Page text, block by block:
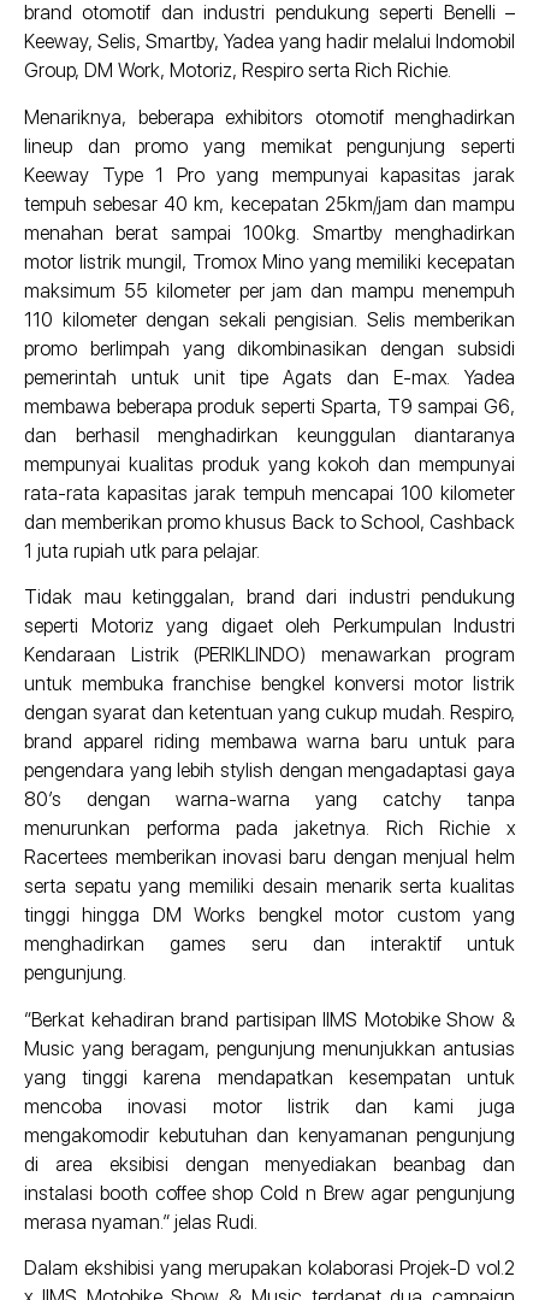
brand otomotif dan industri pendukung seperti Benelli –
Keeway, Selis, Smartby, Yadea yang hadir melalui Indomobil
Group, DM Work, Motoriz, Respiro serta Rich Richie.
Menariknya, beberapa exhibitors otomotif menghadirkan
lineup dan promo yang memikat pengunjung seperti
Keeway Type 1 Pro yang mempunyai kapasitas jarak
tempuh sebesar 40 km, kecepatan 25km/jam dan mampu
menahan berat sampai 100kg. Smartby menghadirkan
motor listrik mungil, Tromox Mino yang memiliki kecepatan
maksimum 55 kilometer per jam dan mampu menempuh
110 kilometer dengan sekali pengisian. Selis memberikan
promo berlimpah yang dikombinasikan dengan subsidi
pemerintah untuk unit tipe Agats dan E-max. Yadea
membawa beberapa produk seperti Sparta, T9 sampai G6,
dan berhasil menghadirkan keunggulan diantaranya
mempunyai kualitas produk yang kokoh dan mempunyai
rata-rata kapasitas jarak tempuh mencapai 100 kilometer
dan memberikan promo khusus Back to School, Cashback
1 juta rupiah utk para pelajar.
Tidak mau ketinggalan, brand dari industri pendukung
seperti Motoriz yang digaet oleh Perkumpulan Industri
Kendaraan Listrik (PERIKLINDO) menawarkan program
untuk membuka franchise bengkel konversi motor listrik
dengan syarat dan ketentuan yang cukup mudah. Respiro,
brand apparel riding membawa warna baru untuk para
pengendara yang lebih stylish dengan mengadaptasi gaya
80’s dengan warna-warna yang catchy tanpa
menurunkan performa pada jaketnya. Rich Richie x
Racertees memberikan inovasi baru dengan menjual helm
serta sepatu yang memiliki desain menarik serta kualitas
tinggi hingga DM Works bengkel motor custom yang
menghadirkan games seru dan interaktif untuk
pengunjung.
“Berkat kehadiran brand partisipan IIMS Motobike Show &
Music yang beragam, pengunjung menunjukkan antusias
yang tinggi karena mendapatkan kesempatan untuk
mencoba inovasi motor listrik dan kami juga
mengakomodir kebutuhan dan kenyamanan pengunjung
di area eksibisi dengan menyediakan beanbag dan
instalasi booth coffee shop Cold n Brew agar pengunjung
merasa nyaman.” jelas Rudi.
Dalam ekshibisi yang merupakan kolaborasi Projek-D vol.2